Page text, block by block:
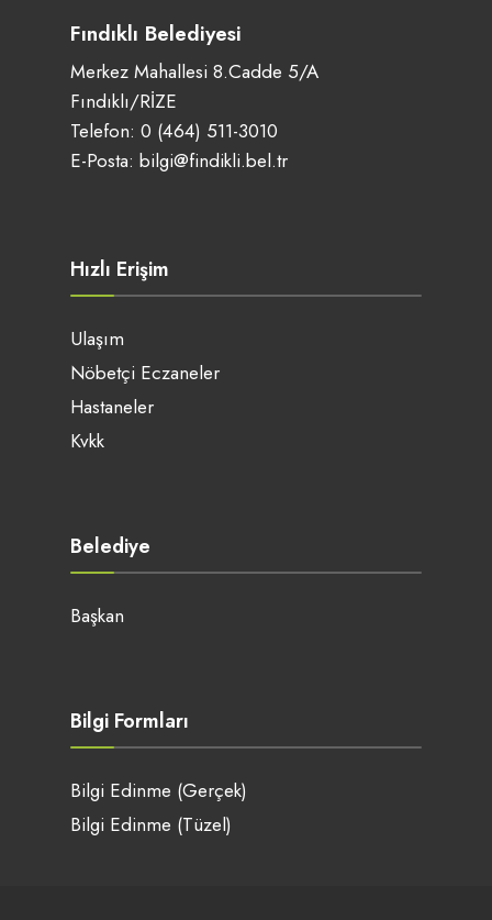
Fındıklı Belediyesi
Merkez Mahallesi 8.Cadde 5/A
Fındıklı/RİZE
Telefon: 0 (464) 511-3010
E-Posta: bilgi@findikli.bel.tr
Hızlı Erişim
Ulaşım
Nöbetçi Eczaneler
Hastaneler
Kvkk
Belediye
Başkan
Bilgi Formları
Bilgi Edinme (Gerçek)
Bilgi Edinme (Tüzel)